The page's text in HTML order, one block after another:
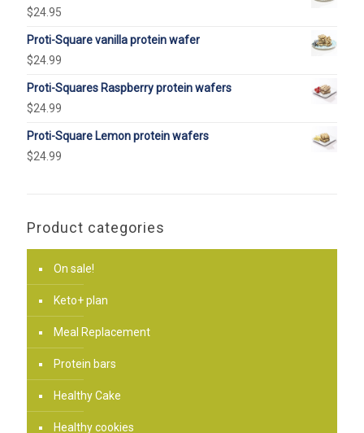
$24.95
Proti-Square vanilla protein wafer
$24.99
Proti-Squares Raspberry protein wafers
$24.99
Proti-Square Lemon protein wafers
$24.99
Product categories
On sale!
Keto+ plan
Meal Replacement
Protein bars
Healthy Cake
Healthy cookies